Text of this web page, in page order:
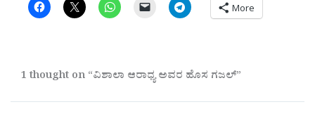
More
1 thought on “ವಿಶಾಲಾ ಆರಾಧ್ಯ ಅವರ ಹೊಸ ಗಜಲ್”